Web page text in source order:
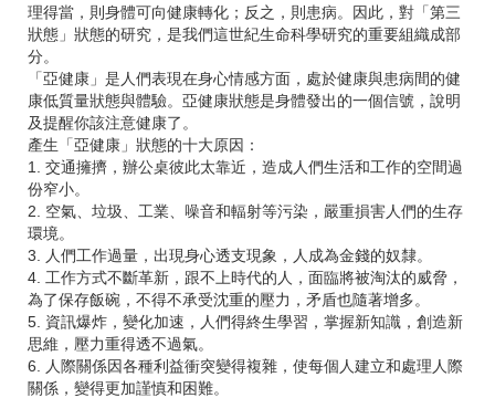
理得當，則身體可向健康轉化；反之，則患病。因此，對「第三
狀態」狀態的研究，是我們這世紀生命科學研究的重要組織成部
分。
「亞健康」是人們表現在身心情感方面，處於健康與患病間的健
康低質量狀態與體驗。亞健康狀態是身體發出的一個信號，說明
及提醒你該注意健康了。
產生「亞健康」狀態的十大原因：
1. 交通擁擠，辦公桌彼此太靠近，造成人們生活和工作的空間過
份窄小。
2. 空氣、垃圾、工業、噪音和輻射等污染，嚴重損害人們的生存
環境。
3. 人們工作過量，出現身心透支現象，人成為金錢的奴隸。
4. 工作方式不斷革新，跟不上時代的人，面臨將被淘汰的威脅，
為了保存飯碗，不得不承受沈重的壓力，矛盾也隨著增多。
5. 資訊爆炸，變化加速，人們得終生學習，掌握新知識，創造新
思維，壓力重得透不過氣。
6. 人際關係因各種利益衝突變得複雜，使每個人建立和處理人際
關係，變得更加謹慎和困難。